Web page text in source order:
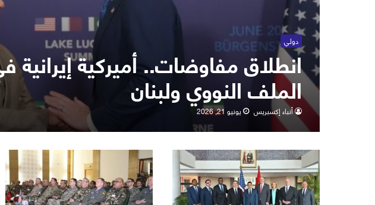
دولي
انطلاق مفاوضات.. أميركية
الملف النووي ولبنان
أنباء إكسبريس يونيو 21, 2026